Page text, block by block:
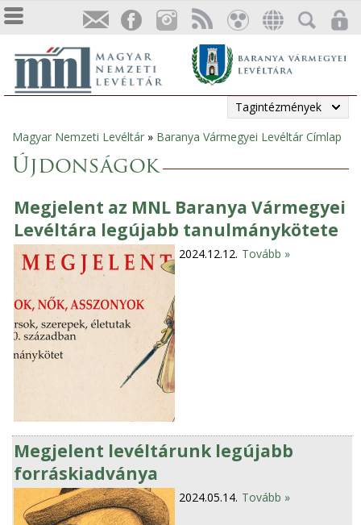
Tagintézmények
Jelenlegi
hely
Magyar Nemzeti Levéltár » Baranya Vármegyei Levéltár Címlap
Újdonságok
Megjelent az MNL Baranya Vármegyei
Levéltára legújabb tanulmánykötete
2024.12.12. Tovább »
Megjelent levéltárunk legújabb
forráskiadványa
2024.05.14. Tovább »